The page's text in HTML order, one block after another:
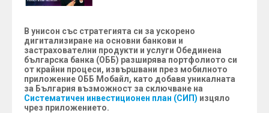
В унисон със стратегията си за ускорено
дигитализиране на основни банкови и
застрахователни продукти и услуги Обединена
българска банка (ОББ) разширява портфолиото си
от крайни процеси, извършвани през мобилното
приложение ОББ Мобайл, като добавя уникалната
за България възможност за сключване на
Систематичен инвестиционен план (СИП) изцяло
чрез приложението.